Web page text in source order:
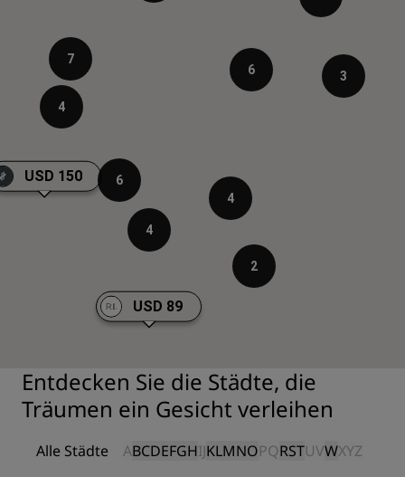
6
6
4
7
3
4
4
USD 150
2
USD 89
Entdecken Sie die Städte, die
Träumen ein Gesicht verleihen
Alle Städte ABCDEFGHIJKLMNOPQRSTUVWXYZ